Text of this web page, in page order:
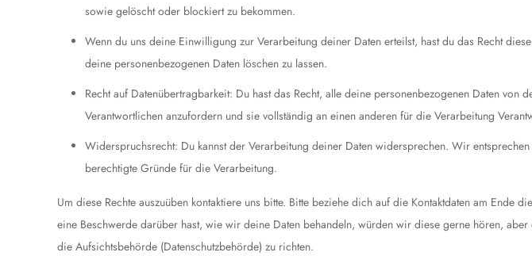
sowie gelöscht oder blockiert zu bekommen.
Wenn du uns deine Einwilligung zur Verarbeitung deiner Daten erteilst, hast du das Recht
deine personenbezogenen Daten löschen zu lassen.
Recht auf Datenübertragbarkeit: Du hast das Recht, alle deine personenbezogenen Daten von
Verantwortlichen anzufordern und sie vollständig an einen anderen für die Verarbeitung
Widerspruchsrecht: Du kannst der Verarbeitung deiner Daten widersprechen. Wir
berechtigte Gründe für die Verarbeitung.
Um diese Rechte auszuüben kontaktiere uns bitte. Bitte beziehe dich auf die Kontaktdaten am Ende
eine Beschwerde darüber hast, wie wir deine Daten behandeln, würden wir diese gerne hören, aber
die Aufsichtsbehörde (Datenschutzbehörde) zu richten.